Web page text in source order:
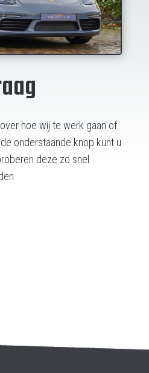
hoe wij te werk gaan of
onderstaande knop kunt u
deze zo snel